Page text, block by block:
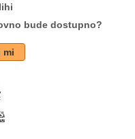
bude dostupno?
mi